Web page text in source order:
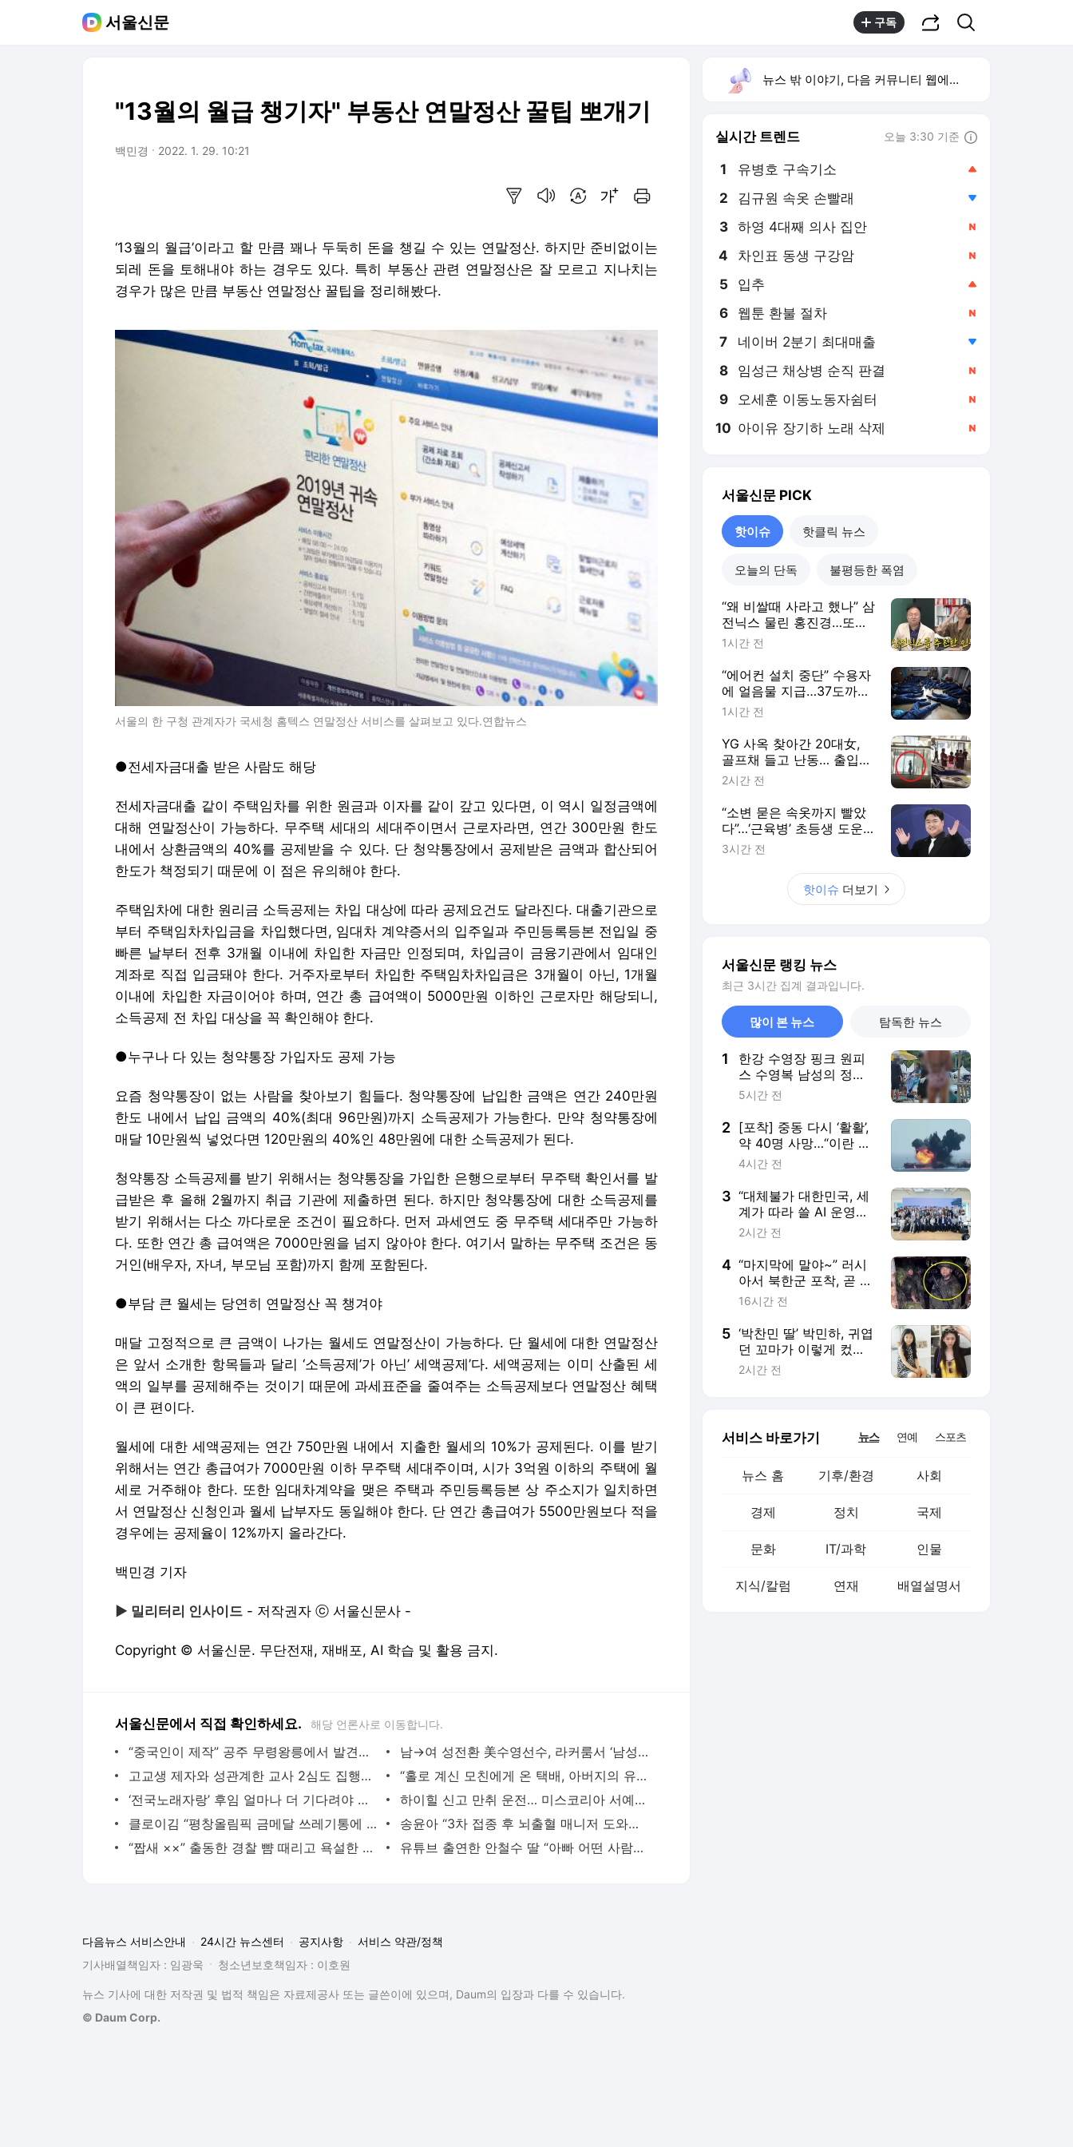
서울신문 구독
"13월의 월급 챙기자" 부동산 연말정산 꿀팁 뽀개기
백민경 2022. 1. 29. 10:21
‘13월의 월급’이라고 할 만큼 꽤나 두둑히 돈을 챙길 수 있는 연말정산. 하지만 준비없이는
되레 돈을 토해내야 하는 경우도 있다. 특히 부동산 관련 연말정산은 잘 모르고 지나치는
경우가 많은 만큼 부동산 연말정산 꿀팁을 정리해봤다.
서울의 한 구청 관계자가 국세청 홈텍스 연말정산 서비스를 살펴보고 있다.연합뉴스
●전세자금대출 받은 사람도 해당
전세자금대출 같이 주택임차를 위한 원금과 이자를 같이 갚고 있다면, 이 역시 일정금액에
대해 연말정산이 가능하다. 무주택 세대의 세대주이면서 근로자라면, 연간 300만원 한도
내에서 상환금액의 40%를 공제받을 수 있다. 단 청약통장에서 공제받은 금액과 합산되어
한도가 책정되기 때문에 이 점은 유의해야 한다.
주택임차에 대한 원리금 소득공제는 차입 대상에 따라 공제요건도 달라진다. 대출기관으로
부터 주택임차차입금을 차입했다면, 임대차 계약증서의 입주일과 주민등록등본 전입일 중
빠른 날부터 전후 3개월 이내에 차입한 자금만 인정되며, 차입금이 금융기관에서 임대인
계좌로 직접 입금돼야 한다. 거주자로부터 차입한 주택임차차입금은 3개월이 아닌, 1개월
이내에 차입한 자금이어야 하며, 연간 총 급여액이 5000만원 이하인 근로자만 해당되니,
소득공제 전 차입 대상을 꼭 확인해야 한다.
●누구나 다 있는 청약통장 가입자도 공제 가능
요즘 청약통장이 없는 사람을 찾아보기 힘들다. 청약통장에 납입한 금액은 연간 240만원
한도 내에서 납입 금액의 40%(최대 96만원)까지 소득공제가 가능한다. 만약 청약통장에
매달 10만원씩 넣었다면 120만원의 40%인 48만원에 대한 소득공제가 된다.
청약통장 소득공제를 받기 위해서는 청약통장을 가입한 은행으로부터 무주택 확인서를 발
급받은 후 올해 2월까지 취급 기관에 제출하면 된다. 하지만 청약통장에 대한 소득공제를
받기 위해서는 다소 까다로운 조건이 필요하다. 먼저 과세연도 중 무주택 세대주만 가능하
다. 또한 연간 총 급여액은 7000만원을 넘지 않아야 한다. 여기서 말하는 무주택 조건은 동
거인(배우자, 자녀, 부모님 포함)까지 함께 포함된다.
●부담 큰 월세는 당연히 연말정산 꼭 챙겨야
매달 고정적으로 큰 금액이 나가는 월세도 연말정산이 가능하다. 단 월세에 대한 연말정산
은 앞서 소개한 항목들과 달리 ‘소득공제’가 아닌’ 세액공제’다. 세액공제는 이미 산출된 세
액의 일부를 공제해주는 것이기 때문에 과세표준을 줄여주는 소득공제보다 연말정산 혜택
이 큰 편이다.
월세에 대한 세액공제는 연간 750만원 내에서 지출한 월세의 10%가 공제된다. 이를 받기
위해서는 연간 총급여가 7000만원 이하 무주택 세대주이며, 시가 3억원 이하의 주택에 월
세로 거주해야 한다. 또한 임대차계약을 맺은 주택과 주민등록등본 상 주소지가 일치하면
서 연말정산 신청인과 월세 납부자도 동일해야 한다. 단 연간 총급여가 5500만원보다 적을
경우에는 공제율이 12%까지 올라간다.
백민경 기자
▶ 밀리터리 인사이드 - 저작권자 ⓒ 서울신문사 -
Copyright © 서울신문. 무단전재, 재배포, AI 학습 및 활용 금지.
서울신문에서 직접 확인하세요. 해당 언론사로 이동합니다.
“중국인이 제작” 공주 무령왕릉에서 발견된 벽돌에 이런 글이
남→여 성전환 美수영선수, 라커룸서 ‘남성 성기’ 노출
고교생 제자와 성관계한 교사 2심도 집행유예
“홀로 계신 모친에게 온 택배, 아버지의 유골이었다”
‘전국노래자랑’ 후임 얼마나 더 기다려야 하나…송해 “30년”[이슈픽]
하이힐 신고 만취 운전… 미스코리아 서예진 경찰 입건
클로이김 “평창올림픽 금메달 쓰레기통에 버렸다”
송윤아 “3차 접종 후 뇌출혈 매니저 도와주세요” [이슈픽]
“짭새 ××” 출동한 경찰 뺨 때리고 욕설한 해경…벌금 300만원
유튜브 출연한 안철수 딸 “아빠 어떤 사람인지 보여줄 것”
뉴스 밖 이야기, 다음 커뮤니티 웹에서 보기
실시간 트렌드 오늘 3:30 기준
1 유병호 구속기소
2 김규원 속옷 손빨래
3 하영 4대째 의사 집안
4 차인표 동생 구강암
5 입추
6 웹툰 환불 절차
7 네이버 2분기 최대매출
8 임성근 채상병 순직 판결
9 오세훈 이동노동자쉼터
10 아이유 장기하 노래 삭제
서울신문 PICK
핫이슈 핫클릭 뉴스
오늘의 단독 불평등한 폭염
“왜 비쌀때 사라고 했나” 삼
전닉스 물린 홍진경…또
-5% 급락 [내가샀다]
1시간 전
“에어컨 설치 중단” 수용자
에 얼음물 지급…37도까지
치솟은 교도소 상황
1시간 전
YG 사옥 찾아간 20대女,
골프채 들고 난동… 출입문
수차례 가격하다 체포
2시간 전
“소변 묻은 속옷까지 빨았
다”…‘근육병’ 초등생 도운
공익, ‘SNL 대세’ 김규원이
3시간 전
핫이슈 더보기
서울신문 랭킹 뉴스
최근 3시간 집계 결과입니다.
많이 본 뉴스 탐독한 뉴스
1
한강 수영장 핑크 원피
스 수영복 남성의 정
체…10대 성매수 전 시
[주간사건일지]
5시간 전
2 [포착] 중동 다시 ‘활활’,
약 40명 사망…“이란 대
리 세력의 대규모 미사
4시간 전
3 “대체불가 대한민국, 세
계가 따라 쓸 AI 운영체
계를 만들어야”
2시간 전
4 “마지막에 말야~” 러시
아서 북한군 포착, 곧 돌
격전 투입? 한국 괜찮을
16시간 전
5 ‘박찬민 딸’ 박민하, 귀엽
던 꼬마가 이렇게 컸
네…대학생 근황
2시간 전
서비스 바로가기 뉴스 연예 스포츠
뉴스 홈 기후/환경 사회
경제 정치 국제
문화 IT/과학 인물
지식/칼럼 연재 배열설명서
다음뉴스 서비스안내 24시간 뉴스센터 공지사항
서비스 약관/정책
기사배열책임자 : 임광욱
청소년보호책임자 : 이호원
뉴스 기사에 대한 저작권 및 법적 책임은 자료제공사 또는 글쓴이에 있으며, Daum의 입장과 다를 수 있습니다.
© Daum Corp.